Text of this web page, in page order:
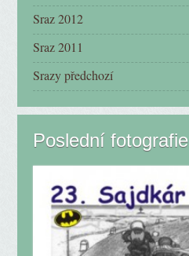
Sraz 2012
Sraz 2011
Srazy předchozí
Poslední fotografie